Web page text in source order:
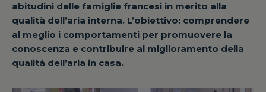
abitudini delle famiglie francesi in merito alla
qualità dell’aria interna. L’obiettivo: comprendere
al meglio i comportamenti per promuovere la
conoscenza e contribuire al miglioramento della
qualità dell’aria in casa.